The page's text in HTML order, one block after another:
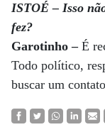
ISTOÉ – Isso
fez?
Garotinho –É
Todo político,
buscar um